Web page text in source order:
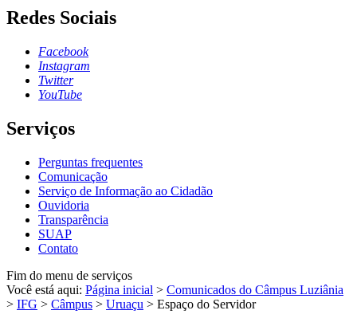
Redes Sociais
Facebook
Instagram
Twitter
YouTube
Serviços
Perguntas frequentes
Comunicação
Serviço de Informação ao Cidadão
Ouvidoria
Transparência
SUAP
Contato
Fim do menu de serviços
Você está aqui: Página inicial > Comunicados do Câmpus Luziânia
> IFG > Câmpus > Uruaçu > Espaço do Servidor